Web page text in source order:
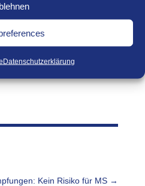
Datenschutzerklärung
Kein Risiko für MS →